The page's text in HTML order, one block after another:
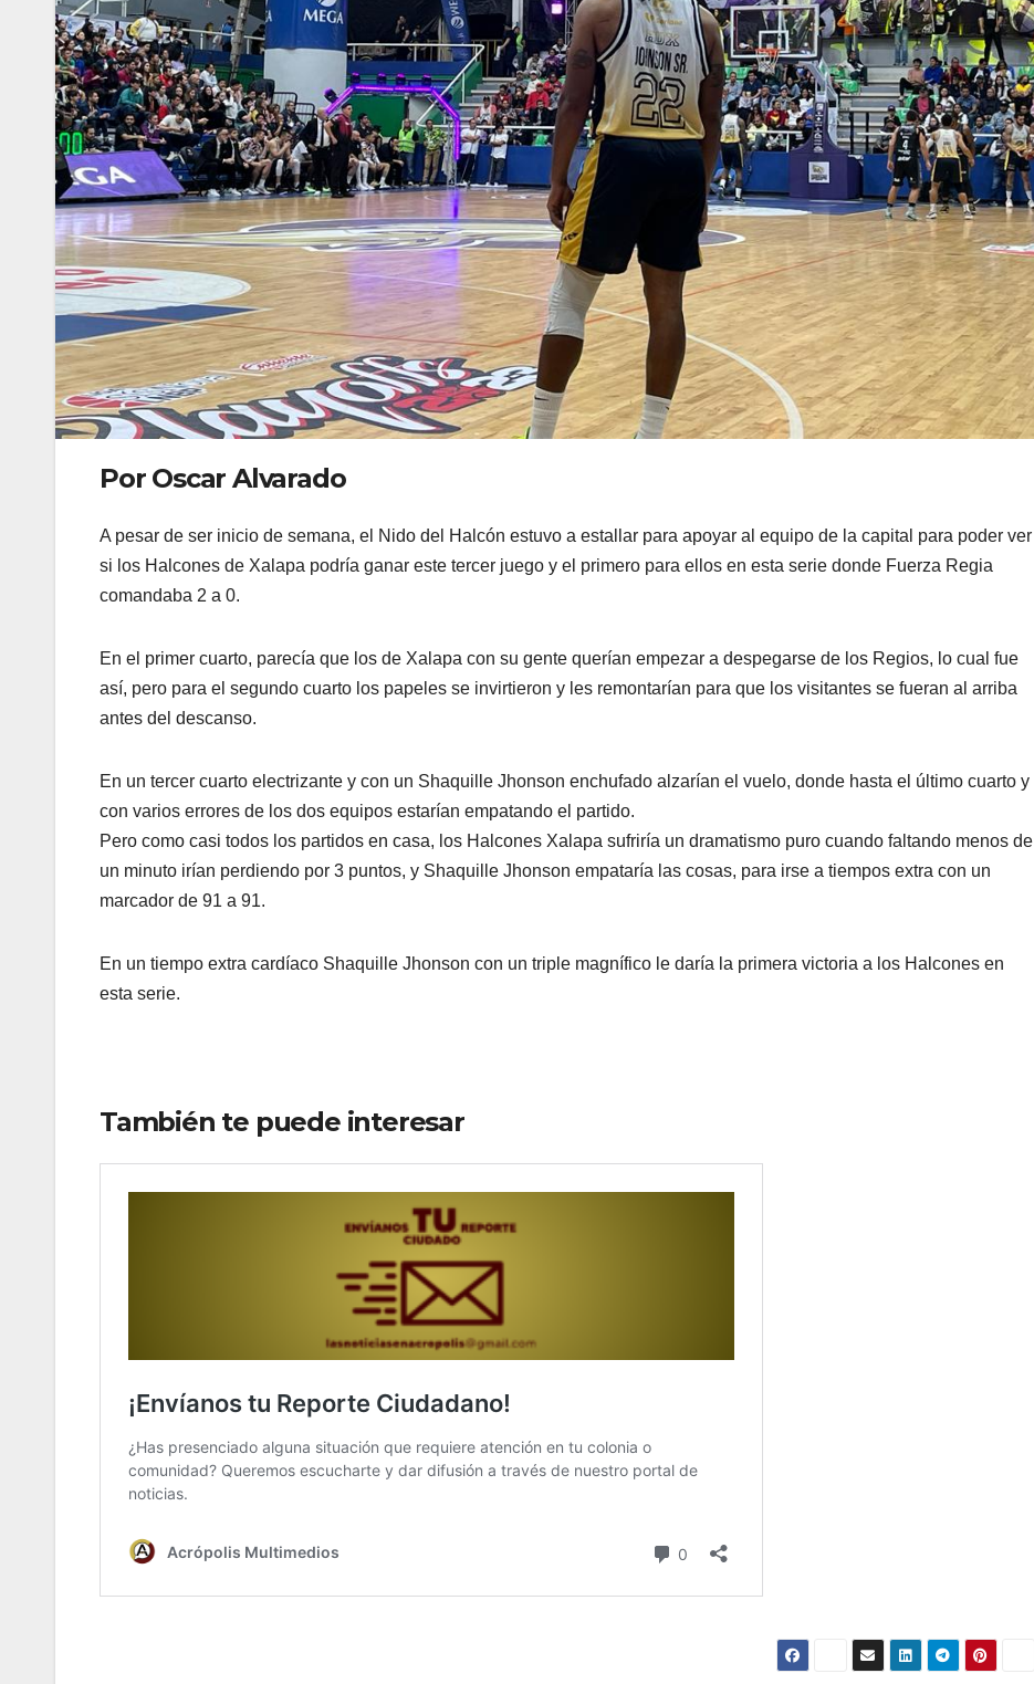
Por Oscar Alvarado
A pesar de ser inicio de semana, el Nido del Halcón estuvo a estallar para apoyar al equipo de la capital para poder ver
si los Halcones de Xalapa podría ganar este tercer juego y el primero para ellos en esta serie donde Fuerza Regia
comandaba 2 a 0.
En el primer cuarto, parecía que los de Xalapa con su gente querían empezar a despegarse de los Regios, lo cual fue
así, pero para el segundo cuarto los papeles se invirtieron y les remontarían para que los visitantes se fueran al arriba
antes del descanso.
En un tercer cuarto electrizante y con un Shaquille Jhonson enchufado alzarían el vuelo, donde hasta el último cuarto y
con varios errores de los dos equipos estarían empatando el partido.
Pero como casi todos los partidos en casa, los Halcones Xalapa sufriría un dramatismo puro cuando faltando menos de
un minuto irían perdiendo por 3 puntos, y Shaquille Jhonson empataría las cosas, para irse a tiempos extra con un
marcador de 91 a 91.
En un tiempo extra cardíaco Shaquille Jhonson con un triple magnífico le daría la primera victoria a los Halcones en
esta serie.
También te puede interesar